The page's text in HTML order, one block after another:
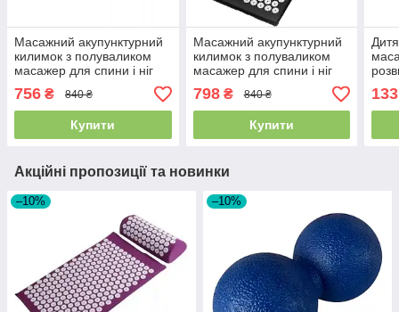
Масажний акупунктурний
килимок з полуваликом
масажер для спини і ніг
Аплікатор Кузнєцова,
Бордовий
756 ₴ 840 ₴
Купити
Масажний акупунктурний
килимок з полуваликом
масажер для спини і ніг
Аплікатор Кузнєцова,
Чорний
798₴ 840 ₴
Купити
133
Акційні пропозиції та новинки
–10% –10%